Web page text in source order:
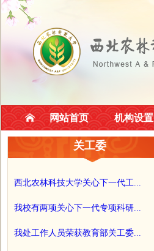
网站首页 机构设置
关工委
西北农林科技大学关心下一代工...
我校有两项关心下一代专项科研...
我处工作人员荣获教育部关工委...